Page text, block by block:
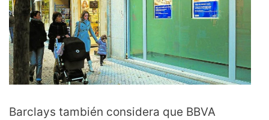
Barclays también considera que BBVA